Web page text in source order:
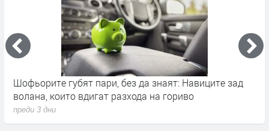
Шофьорите губят пари, без да знаят: Навиците зад
волана, които вдигат разхода на гориво
преди 3 дни